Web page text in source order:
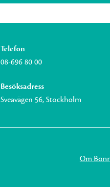
Telefon
08-696 80 00
Besöksadress
Sveavägen 56, Stockholm
Om